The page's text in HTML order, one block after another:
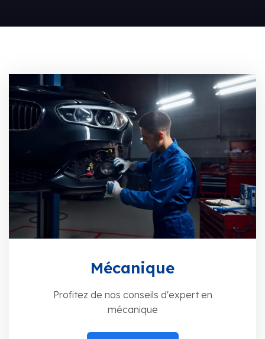
Mécanique
Profitez de nos conseils d'expert en
mécanique